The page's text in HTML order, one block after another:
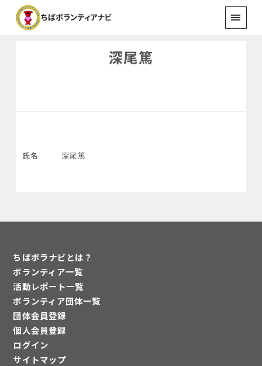
深尾篤
氏名 深尾篤
ちばボラナビとは？
ボランティア一覧
活動レポート一覧
ボランティア団体一覧
団体会員登録
個人会員登録
ログイン
サイトマップ